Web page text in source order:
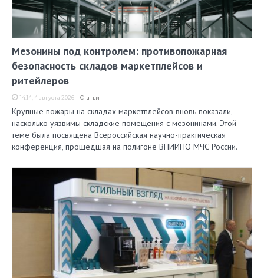
Мезонины под контролем: противопожарная
безопасность складов маркетплейсов и
ритейлеров
14:14, 4 августа 2026 Статьи
Крупные пожары на складах маркетплейсов вновь показали,
насколько уязвимы складские помещения с мезонинами. Этой
теме была посвящена Всероссийская научно-практическая
конференция, прошедшая на полигоне ВНИИПО МЧС России.